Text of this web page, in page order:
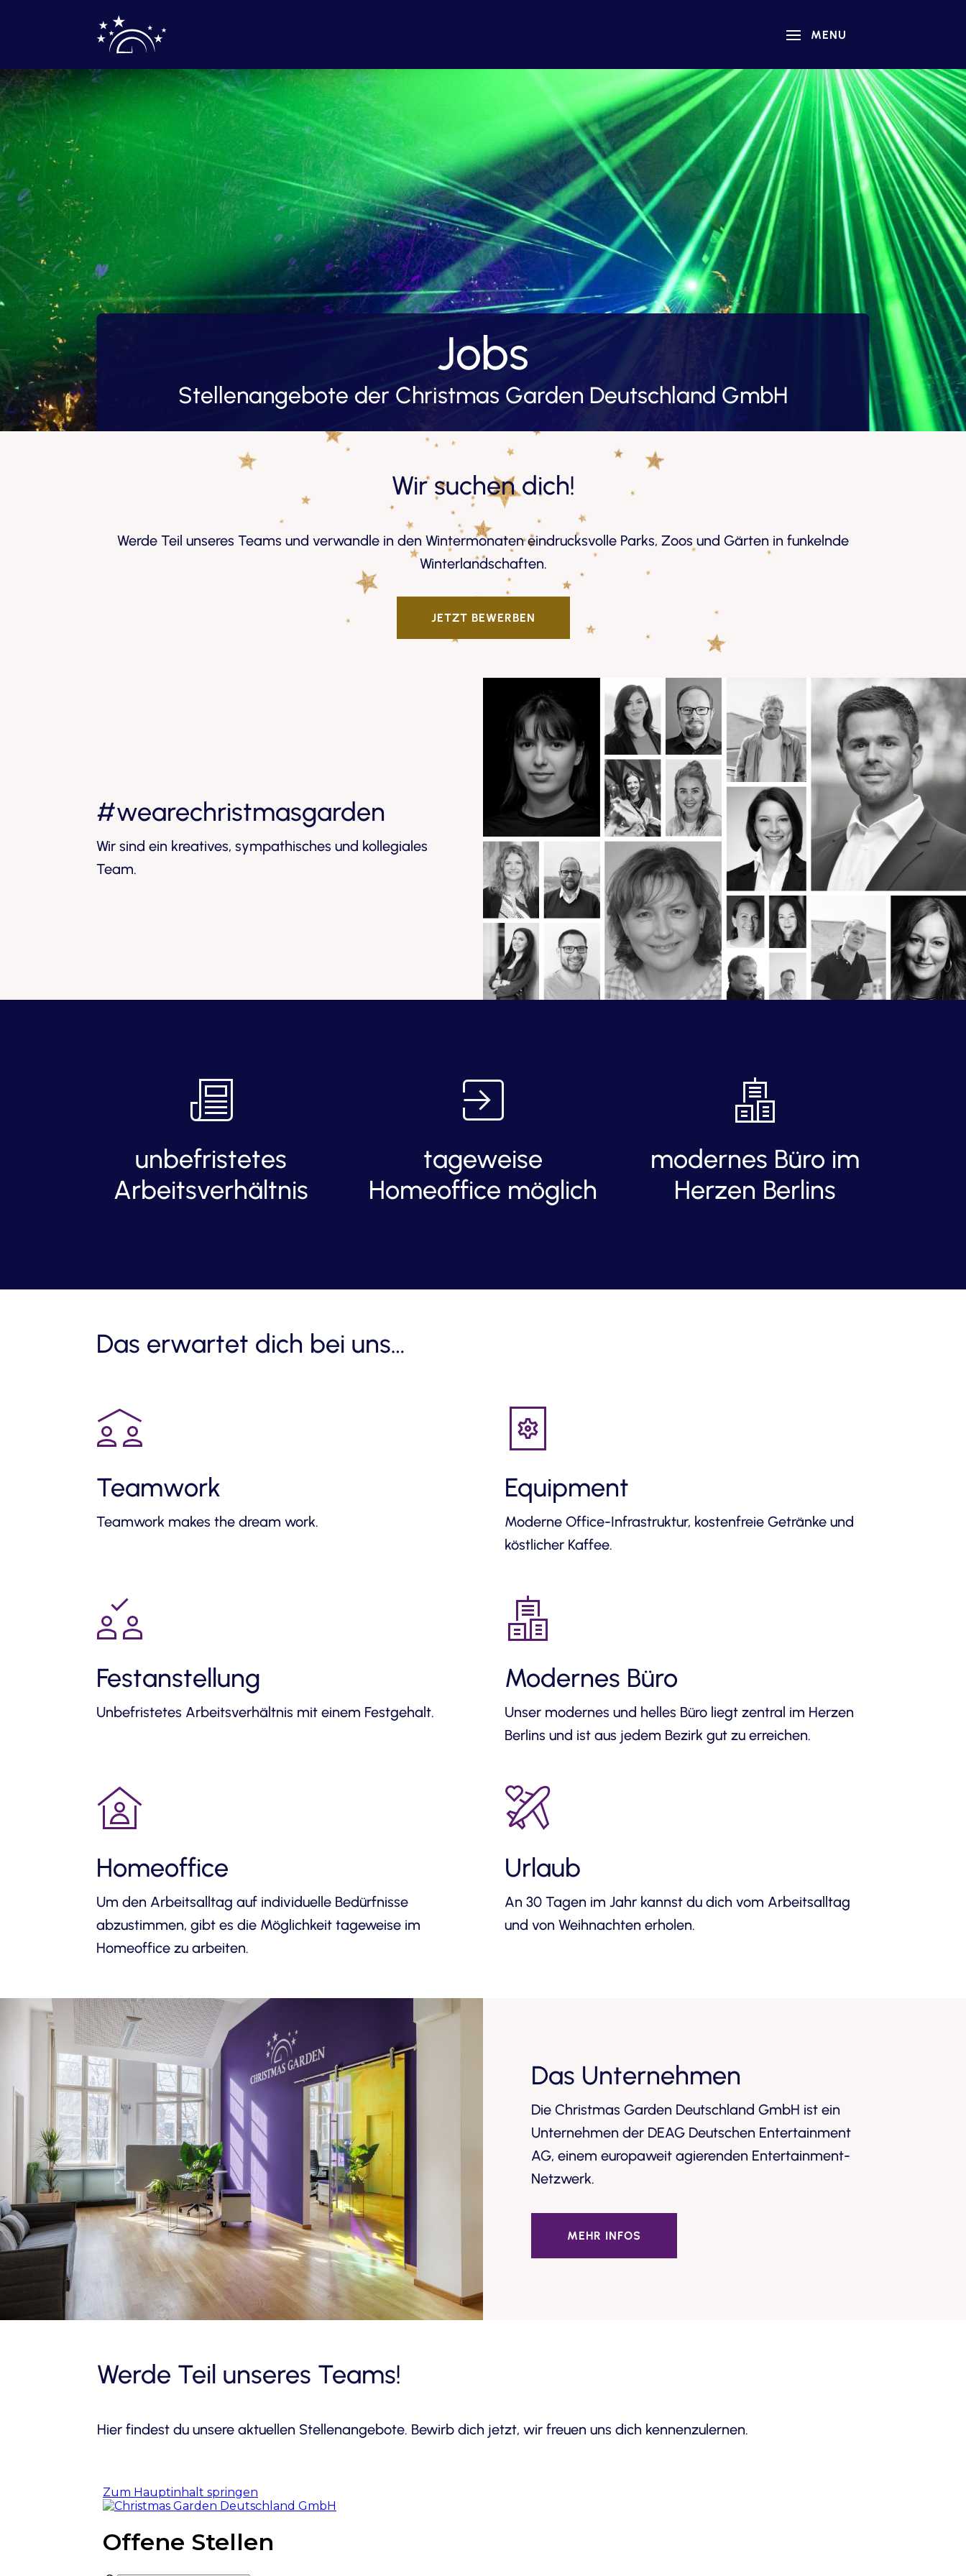
Jobs
Stellenangebote der Christmas Garden Deutschland GmbH
Wir suchen dich!
Werde Teil unseres Teams und verwandle in den Wintermonaten eindrucksvolle Parks, Zoos und Gärten in funkelnde
Winterlandschaften.
JETZT BEWERBEN
#wearechristmasgarden
Wir sind ein kreatives, sympathisches und kollegiales
Team.
unbefristetes
Arbeitsverhältnis
tageweise
Homeoffice möglich
modernes Büro im
Herzen Berlins
Das erwartet dich bei uns…
Teamwork
Teamwork makes the dream work.
Equipment
Moderne Office-Infrastruktur, kostenfreie Getränke und
köstlicher Kaffee.
Festanstellung
Unbefristetes Arbeitsverhältnis mit einem Festgehalt.
Modernes Büro
Unser modernes und helles Büro liegt zentral im Herzen
Berlins und ist aus jedem Bezirk gut zu erreichen.
Homeoffice
Um den Arbeitsalltag auf individuelle Bedürfnisse
abzustimmen, gibt es die Möglichkeit tageweise im
Homeoffice zu arbeiten.
Urlaub
An 30 Tagen im Jahr kannst du dich vom Arbeitsalltag
und von Weihnachten erholen.
Das Unternehmen
Die Christmas Garden Deutschland GmbH ist ein
Unternehmen der DEAG Deutschen Entertainment
AG, einemeuropaweit agierenden Entertainment-
Netzwerk.
MEHR INFOS
Werde Teil unseres Teams!
Hier findest du unsere aktuellen Stellenangebote. Bewirb dich jetzt, wir freuen uns dich kennenzulernen.